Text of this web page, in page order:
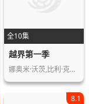
全10集
越界第一季
娜奥米·沃茨,比利·克鲁德普,索菲·库…
8.1